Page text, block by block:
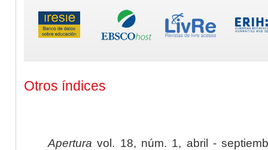
Otros índices
Apertura vol. 18, núm. 1, abril -